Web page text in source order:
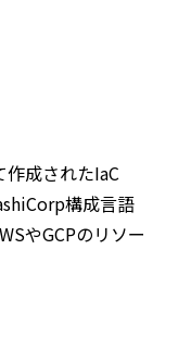
成されたIaC
構成言語
やGCPのリソー